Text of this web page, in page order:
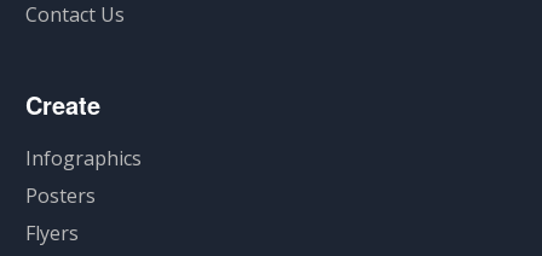
Contact Us
Create
Infographics
Posters
Flyers